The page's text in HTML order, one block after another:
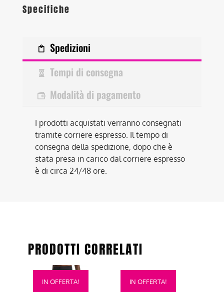
Specifiche
Spedizioni
Tempi di consegna
Modalità di pagamento
I prodotti acquistati verranno consegnati
tramite corriere espresso. Il tempo di
consegna della spedizione, dopo che è
stata presa in carico dal corriere espresso
è di circa 24/48 ore.
PRODOTTI CORRELATI
IN OFFERTA!
Questo
prodotto
IN OFFERTA!
Questo
prodotto